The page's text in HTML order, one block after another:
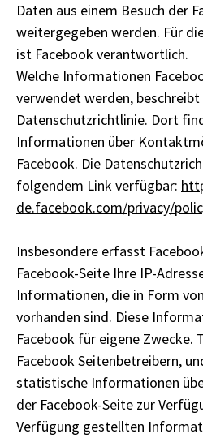
Daten aus einem Besuch der
weitergegeben werden. Für
ist Facebook verantwortlich.
Welche Informationen
verwendet werden, beschreibt
Datenschutzrichtlinie. Dort
Informationen über
Facebook. Die
folgendem Link verfügbar:
de.facebook.com/privacy/
Insbesondere erfasst
Facebook-Seite Ihre IP-
Informationen, die in Form
vorhanden sind. Diese
Facebook für eigene Zwecke.
Facebook Seitenbetreibern,
statistische Informationen
der Facebook-Seite zur
Verfügung gestellten